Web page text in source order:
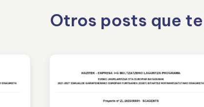
Otros posts que